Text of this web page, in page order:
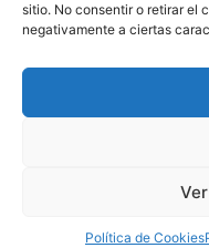
sitio. No consentir o retirar el
negativamente a ciertas
Política de Cookies